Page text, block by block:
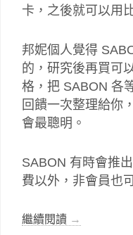
卡，之後就可以用
邦妮個人覺得
的，研究後再買可
格，把 SABON 各
回饋一次整理給你
會最聰明。
SABON 有時會推
費以外，非會員也
繼續閱讀 →